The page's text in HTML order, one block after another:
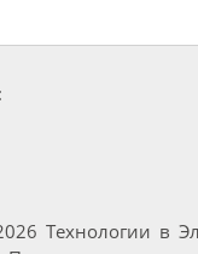
Технологии в